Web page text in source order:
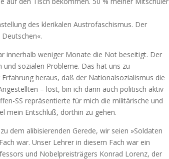
des klerikalen Austrofaschismus. Der
innerhalb weniger Monate die Not beseitigt. Der
sozialen Probleme. Das hat uns zu
heraus, daß der Nationalsozialismus die
– löst, bin ich dann auch politisch aktiv
SS repräsentierte für mich die militärische und
mein Entschluß, dorthin zu gehen.
dem alibisierenden Gerede, wir seien »Soldaten
war. Unser Lehrer in diesem Fach war ein
und Nobelpreisträgers Konrad Lorenz, der